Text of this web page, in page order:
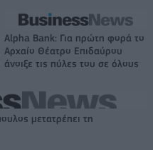
Alpha Bank: Για πρώτη φορά το
Αρχαίο Θέατρο Επιδαύρου
άνοιξε τις πύλες του σε όλους
μετατρέπει τη